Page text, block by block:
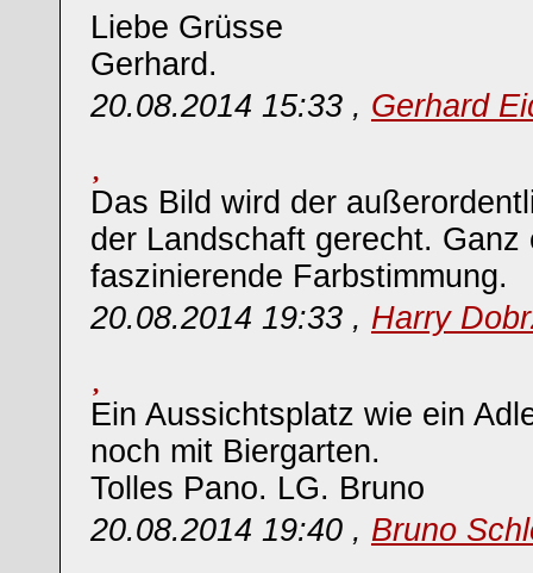
Liebe Grüsse
Gerhard.
20.08.2014 15:33 , Gerhard
Das Bild wird der
der Landschaft gerecht. Ganz
faszinierende Farbstimmung.
20.08.2014 19:33 , Harry
Ein Aussichtsplatz wie ein
noch mit Biergarten.
Tolles Pano. LG. Bruno
20.08.2014 19:40 , Bruno